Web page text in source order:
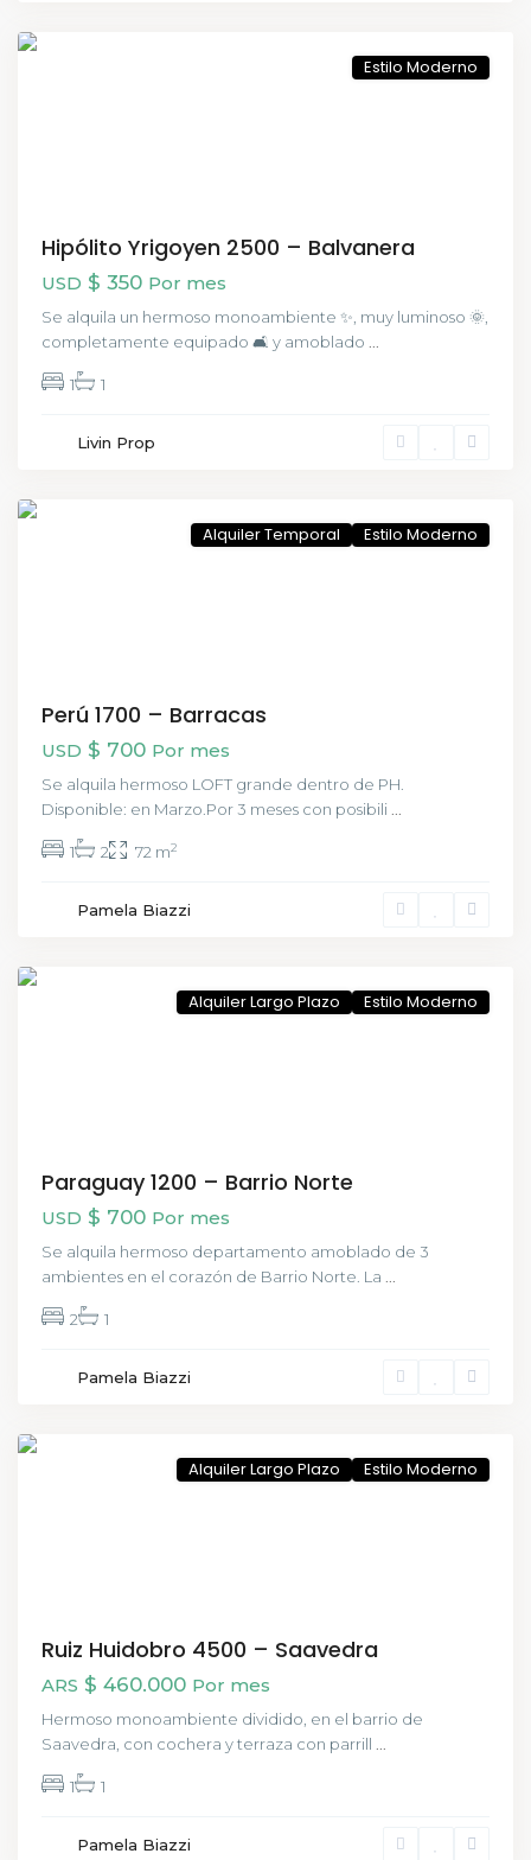
Estilo Moderno
Hipólito Yrigoyen 2500 – Balvanera
USD $ 350 Por mes
Se alquila un hermoso monoambiente ✨, muy luminoso 🌞,
completamente equipado 🛋️ y amoblado
1 1
Livin Prop
Alquiler Temporal Estilo Moderno
Perú 1700 – Barracas
USD $ 700 Por mes
Se alquila hermoso LOFT grande dentro de PH.
Disponible: en Marzo.Por 3 meses con posibili
1 2 72 m2
Pamela Biazzi
Centro,
Alquiler Largo Plazo Estilo Moderno
Paraguay 1200 – Barrio Norte
USD $ 700 Por mes
Se alquila hermoso departamento amoblado de 3
ambientes en el corazón de Barrio Norte. La
2 1
Pamela Biazzi
Saavedra,
Alquiler Largo Plazo Estilo Moderno
Ruiz Huidobro 4500 – Saavedra
ARS $ 460.000 Por mes
Hermoso monoambiente dividido, en el barrio de
Saavedra, con cochera y terraza con parrill
1 1
Pamela Biazzi